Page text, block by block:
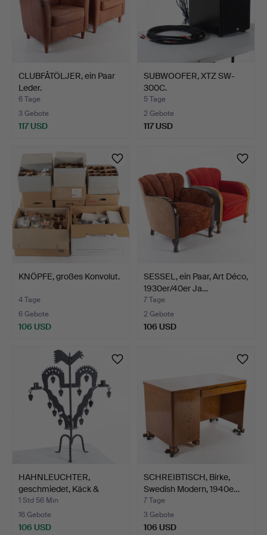
CLUBFÅTÖLJER, ein Paar
Leder.
6 Tage
3 Gebote
117 USD
SUBWOOFER, XTZ SW-
300C.
5 Tage
2 Gebote
117 USD
KNÖPFE, großes Konvolut.
4 Tage
6 Gebote
106 USD
SESSEL, ein Paar, Art Déco,
1930er/40er Ja…
7 Tage
2 Gebote
106 USD
HAHNLEUCHTER,
geschmiedet, Käck &
Hedby, L…
1 Std 56 Min
16 Gebote
106 USD
SCHREIBTISCH, Birke,
Swedish Modern, 1940e…
7 Tage
3 Gebote
106 USD